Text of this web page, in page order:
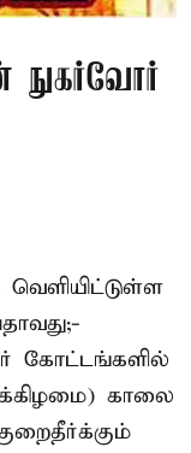
நுகர்வோர்
கோட்டங்களில்
காலை